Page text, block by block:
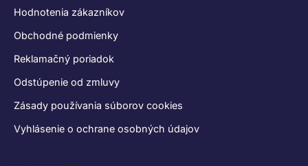
Hodnotenia zákazníkov
Obchodné podmienky
Reklamačný poriadok
Odstúpenie od zmluvy
Zásady používania súborov cookies
Vyhlásenie o ochrane osobných údajov